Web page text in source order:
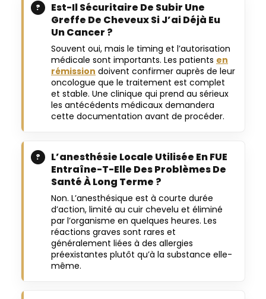
Est-Il Sécuritaire De Subir Une
Greffe De Cheveux Si J’ai Déjà Eu
Un Cancer ?
Souvent oui, mais le timing et l’autorisation
médicale sont importants. Les patients en
rémission doivent confirmer auprès de leur
oncologue que le traitement est complet
et stable. Une clinique qui prend au sérieux
les antécédents médicaux demandera
cette documentation avant de procéder.
L’anesthésie Locale Utilisée En FUE
Entraîne-T-Elle Des Problèmes De
Santé À Long Terme ?
Non. L’anesthésique est à courte durée
d’action, limité au cuir chevelu et éliminé
par l’organisme en quelques heures. Les
réactions graves sont rares et
généralement liées à des allergies
préexistantes plutôt qu’à la substance elle-
même.